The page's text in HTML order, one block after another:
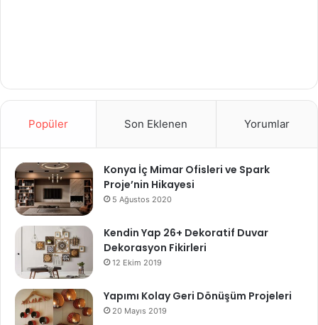
Popüler Son Eklenen Yorumlar
Konya İç Mimar Ofisleri ve Spark
Proje’nin Hikayesi
5 Ağustos 2020
Kendin Yap 26+ Dekoratif Duvar
Dekorasyon Fikirleri
12 Ekim 2019
Yapımı Kolay Geri Dönüşüm Projeleri
20 Mayıs 2019